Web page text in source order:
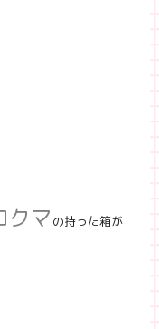
クマ の持った箱が